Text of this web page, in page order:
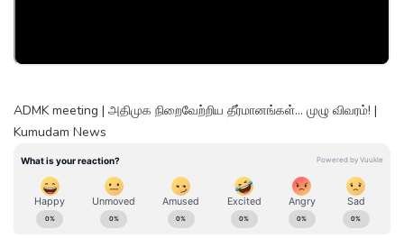
ADMK meeting | அதிமுக நிறைவேற்றிய தீர்மானங்கள்... முழு விவரம்! |
Kumudam News